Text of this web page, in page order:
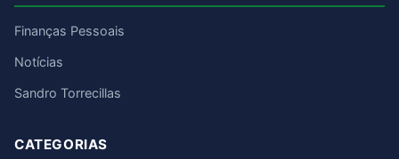
Finanças Pessoais
Notícias
Sandro Torrecillas
CATEGORIAS